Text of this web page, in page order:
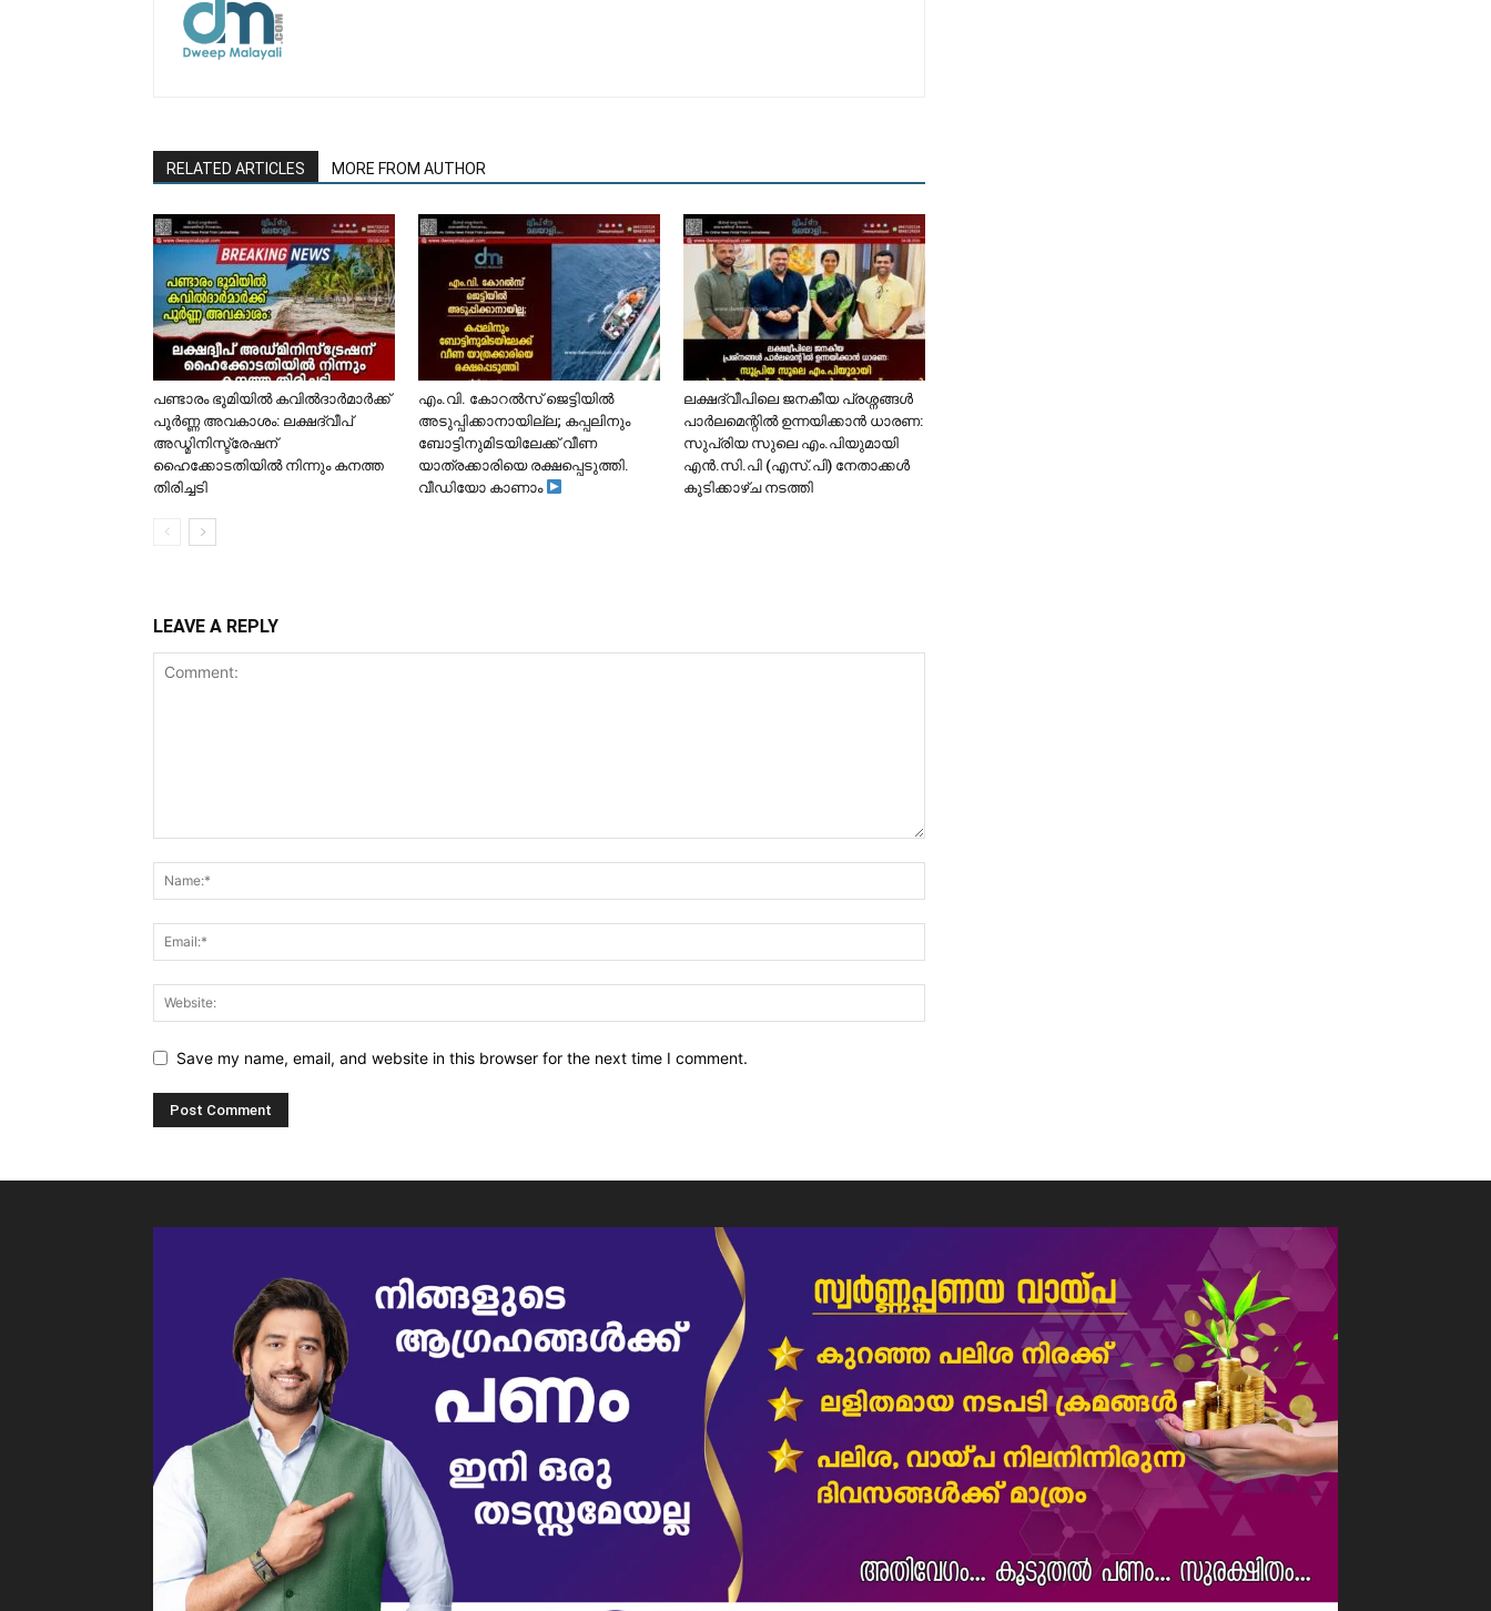
RELATED ARTICLES MORE FROM AUTHOR
പണ്ടാരം ഭൂമിയിൽ കവിൽദാർമാർക്ക്
പൂർണ്ണ അവകാശം: ലക്ഷദ്വീപ്
അഡ്മിനിസ്ട്രേഷന്
ഹൈക്കോടതിയിൽ നിന്നും കനത്ത
തിരിച്ചടി
​എം.വി. കോറൽസ് ജെട്ടിയിൽ
അടുപ്പിക്കാനായില്ല; കപ്പലിനും
ബോട്ടിനുമിടയിലേക്ക് വീണ
യാത്രക്കാരിയെ രക്ഷപ്പെടുത്തി.
വീഡിയോ കാണാം
ലക്ഷദ്വീപിലെ ജനകീയ പ്രശ്നങ്ങൾ
പാർലമെന്റിൽ ഉന്നയിക്കാൻ ധാരണ:
സുപ്രിയ സുലെ എം.പിയുമായി
എൻ.സി.പി (എസ്.പി) നേതാക്കൾ
കൂടിക്കാഴ്ച നടത്തി
LEAVE A REPLY
Save my name, email, and website in this browser for the next time I comment.